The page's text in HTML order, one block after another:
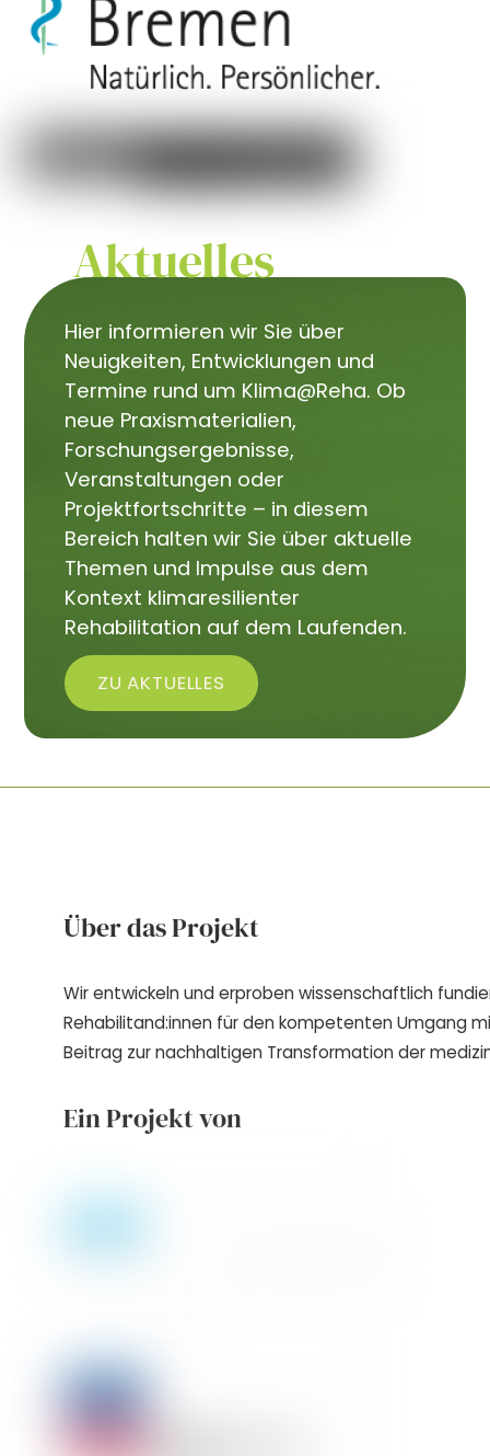
Aktuelles
Hier informieren wir Sie über
Neuigkeiten, Entwicklungen und
Termine rund um Klima@Reha. Ob
neue Praxismaterialien,
Forschungsergebnisse,
Veranstaltungen oder
Projektfortschritte – in diesem
Bereich halten wir Sie über aktuelle
Themen und Impulse aus dem
Kontext klimaresilienter
Rehabilitation auf dem Laufenden.
ZU AKTUELLES
Über das Projekt
Wir entwickeln und erproben wissenschaftlich
Rehabilitand:innen für den kompetenten Umgang
Beitrag zur nachhaltigen Transformation der
Ein Projekt von